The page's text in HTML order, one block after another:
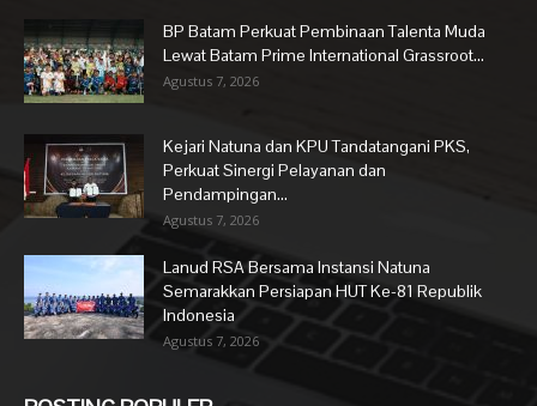
BP Batam Perkuat Pembinaan Talenta Muda
Lewat Batam Prime International Grassroot...
Agustus 7, 2026
Kejari Natuna dan KPU Tandatangani PKS,
Perkuat Sinergi Pelayanan dan
Pendampingan...
Agustus 7, 2026
Lanud RSA Bersama Instansi Natuna
Semarakkan Persiapan HUT Ke-81 Republik
Indonesia
Agustus 7, 2026